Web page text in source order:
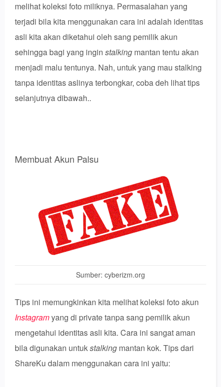
melihat koleksi foto miliknya. Permasalahan yang
terjadi bila kita menggunakan cara ini adalah identitas
asli kita akan diketahui oleh sang pemilik akun
sehingga bagi yang ingin stalking mantan tentu akan
menjadi malu tentunya. Nah, untuk yang mau stalking
tanpa identitas aslinya terbongkar, coba deh lihat tips
selanjutnya dibawah..
Membuat Akun Palsu
Sumber: cyberizm.org
Tips ini memungkinkan kita melihat koleksi foto akun
Instagramyang di private tanpa sang pemilik akun
mengetahui identitas asli kita. Cara ini sangat aman
bila digunakan untukstalking mantan kok. Tips dari
ShareKu dalam menggunakan cara ini yaitu: